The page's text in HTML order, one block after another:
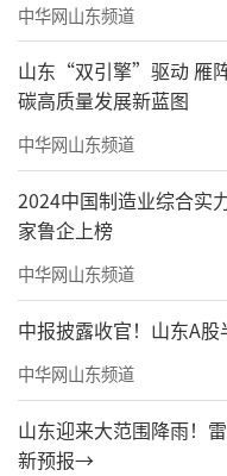
大会号召，全
旗帜，坚守为民初
艺双馨，凝心聚力
代珠海美术事业繁
中华网山东频道
山东“双引擎”驱动 雁
碳高质量发展新蓝图
中华网山东频道
2024中国制造业综合实
家鲁企上榜
中华网山东频道
中报披露收官！山东A
中华网山东频道
山东迎来大范围降雨！
新预报→